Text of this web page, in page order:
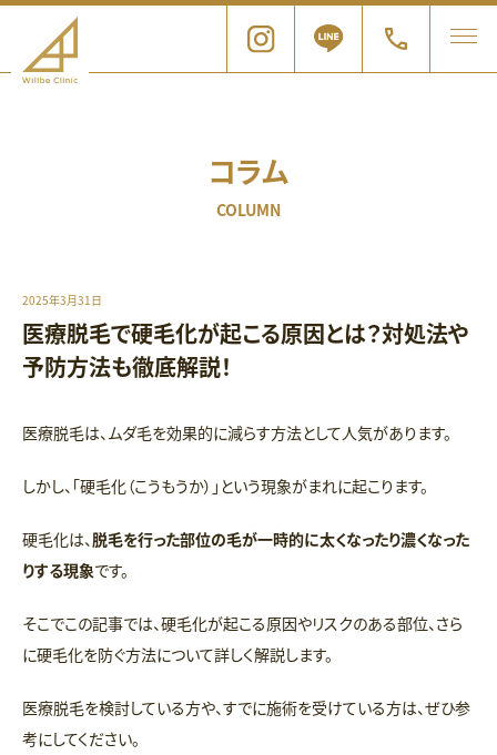
コラム
COLUMN
2025年3月31日
医療脱毛で硬毛化が起こる原因とは？対処法や
予防方法も徹底解説！
医療脱毛は、ムダ毛を効果的に減らす方法として人気があります。
しかし、「硬毛化（こうもうか）」という現象がまれに起こります。
硬毛化は、脱毛を行った部位の毛が一時的に太くなったり濃くなった
りする現象です。
そこでこの記事では、硬毛化が起こる原因やリスクのある部位、さら
に硬毛化を防ぐ方法について詳しく解説します。
医療脱毛を検討している方や、すでに施術を受けている方は、ぜひ参
考にしてください。